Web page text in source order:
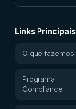
Links Principais
O que fazemos
Programa
Compliance